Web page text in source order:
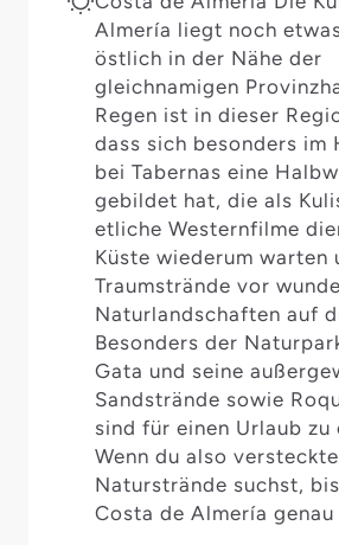
Almería liegt noch
östlich in der Nähe der
gleichnamigen
Regen ist in dieser
dass sich besonders im
bei Tabernas eine
gebildet hat, die als
etliche Westernfilme
Küste wiederum warten
Traumstrände vor
Naturlandschaften auf
Besonders der
Gata und seine
Sandstrände sowie
sind für einen Urlaub zu
Wenn du also versteckte
Naturstrände suchst,
Costa de Almería